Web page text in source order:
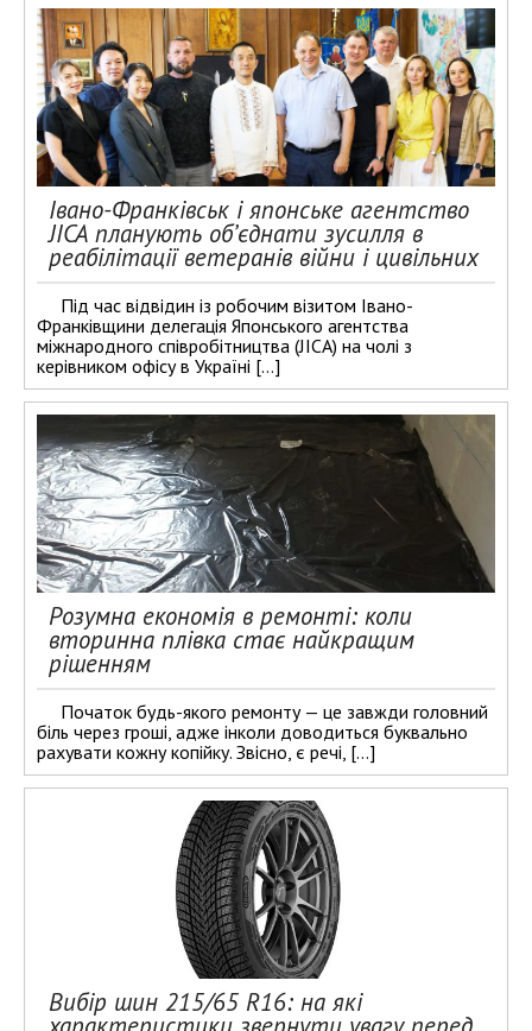
Івано-Франківськ і японське агентство
JICA планують об’єднати зусилля в
реабілітації ветеранів війни і цивільних
Під час відвідин із робочим візитом Івано-
Франківщини делегація Японського агентства
міжнародного співробітництва (JICA) на чолі з
керівником офісу в Україні […]
Розумна економія в ремонті: коли
вторинна плівка стає найкращим
рішенням
Початок будь-якого ремонту — це завжди головний
біль через гроші, адже інколи доводиться буквально
рахувати кожну копійку. Звісно, є речі, […]
Вибір шин 215/65 R16: на які